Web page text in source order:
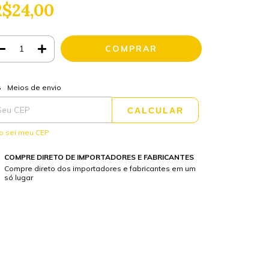
para o CEP:
Meios de envio
CALCULAR
sei meu CEP
COMPRE DIRETO DE IMPORTADORES E FABRICANTES
Compre direto dos importadores e fabricantes em um
só lugar